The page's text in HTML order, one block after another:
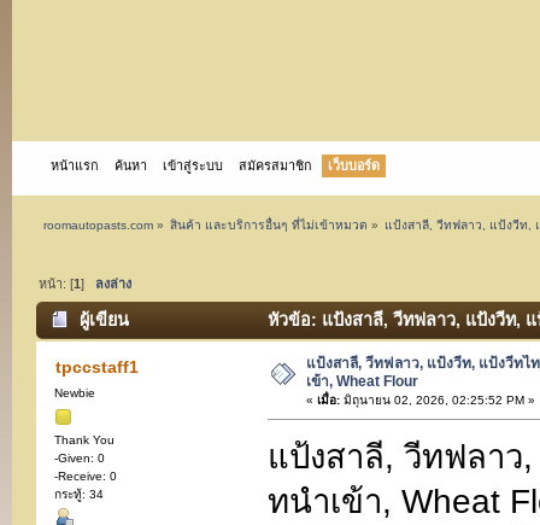
หน้าแรก ค้นหา เข้าสู่ระบบ สมัครสมาชิก เว็บบอร์ด
roomautopasts.com» สินค้า และบริการอื่นๆ ที่ไม่เข้าหมวด » แป้งสาลี, วีทฟลาว, แป้งวีท,
หน้า: [1] ลงล่าง
ผู้เขียน หัวข้อ: แป้งสาลี, วีทฟลาว, แป้งวีท,
tpccstaff1
Newbie
Thank You
-Given: 0
-Receive: 0
กระทู้: 34
แป้งสาลี, วีทฟลาว, แป้งวีท, แป้งวีทไ
เข้า, Wheat Flour
« เมื่อ:มิถุนายน 02, 2026, 02:25:52 PM »
แป้งสาลี, วีทฟลาว
ทนำเข้า, Wheat